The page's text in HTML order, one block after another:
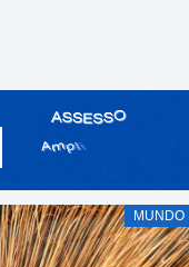
MUNDO